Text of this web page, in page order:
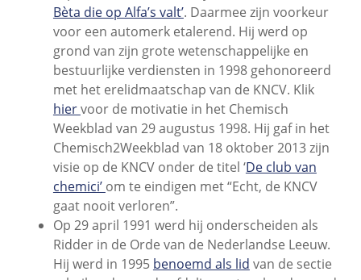
Bèta die op Alfa’s valt’. Daarmee zijn voorkeur
voor een automerk etalerend. Hij werd op
grond van zijn grote wetenschappelijke en
bestuurlijke verdiensten in 1998 gehonoreerd
met het erelidmaatschap van de KNCV. Klik
hiervoor de motivatie in het Chemisch
Weekblad van 29 augustus 1998. Hij gaf in het
Chemisch2Weekblad van 18 oktober 2013 zijn
visie op de KNCV onder de titel ‘De club van
chemici’ om te eindigen met “Echt, de KNCV
gaat nooit verloren”.
Op 29 april 1991 werd hij onderscheiden als
Ridder in de Orde van de Nederlandse Leeuw.
Hij werd in 1995 benoemd als lid van de sectie